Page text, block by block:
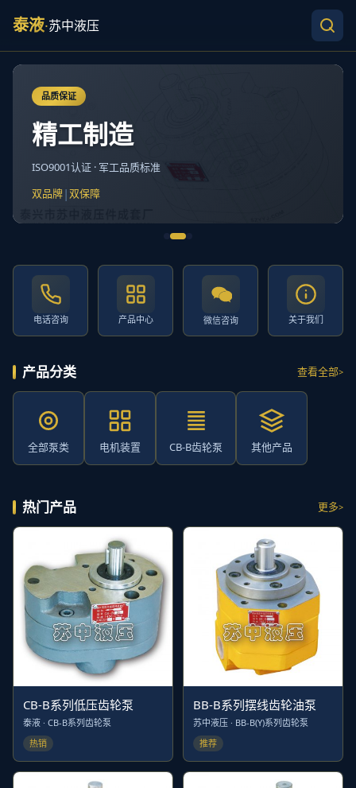
泰液·苏中液压
品质保证
精工制造
ISO9001认证 · 军工品质标准
双品牌|双保障
电话咨询 产品中心 微信咨询 关于我们
产品分类 查看全部
全部泵类 电机装置 CB-B齿轮泵 其他产品
热门产品 更多
CB-B系列低压齿轮泵
泰液 · CB-B系列齿轮泵
热销
BB-B系列摆线齿轮油泵
苏中液压 · BB-B(Y)系列齿轮泵
推荐